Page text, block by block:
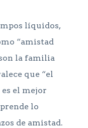
líquidos,
“amistad
la familia
que “el
el mejor
lo
de amistad.